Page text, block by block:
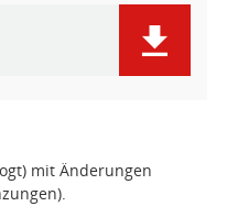
mit Änderungen